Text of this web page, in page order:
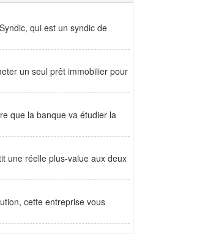
qui est un syndic de
un seul prêt immobilier pour
que la banque va étudier la
une réelle plus-value aux deux
cette entreprise vous